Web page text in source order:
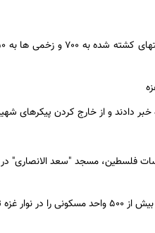
و از خارج کردن پیکرهای
فلسطین، مسجد "سعد الانصاری"
کردند.